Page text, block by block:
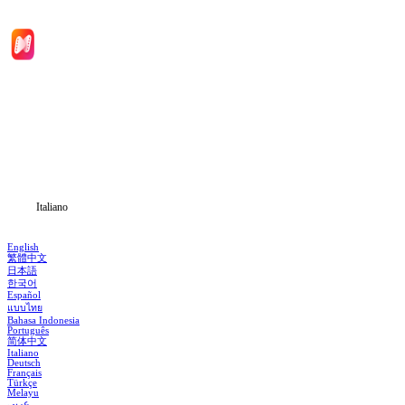
Italiano
English
繁體中文
日本語
한국어
Español
แบบไทย
Bahasa Indonesia
Português
简体中文
Italiano
Deutsch
Français
Türkçe
Melayu